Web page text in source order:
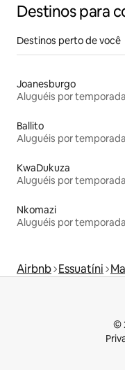
Destinos para
Destinos perto de você
Joanesburgo
Aluguéis por temporada
Ballito
Aluguéis por temporada
KwaDukuza
Aluguéis por temporada
Nkomazi
Aluguéis por temporada
Airbnb Essuatíni
©